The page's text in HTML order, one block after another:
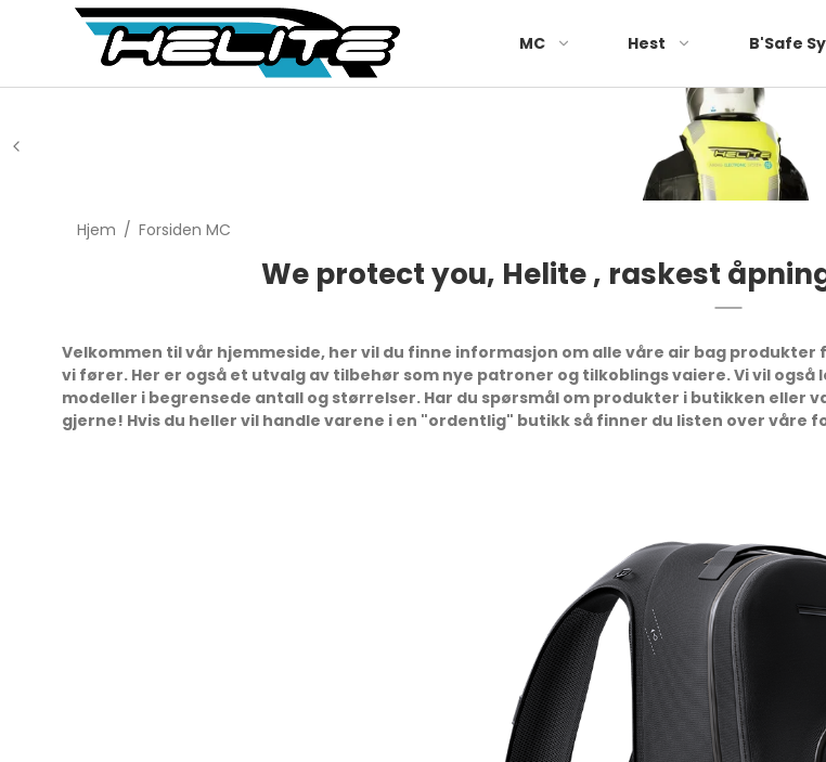
MC Hest
Air-
B'Safe
Hjem / Forsiden MC
We protect you, Helite , raskest
Velkommen til vår hjemmeside, her vil du finne informasjon om alle våre air bag
vi fører. Her er også et utvalg av tilbehør som nye patroner og tilkoblings vaiere. Vi vil
modeller i begrensede antall og størrelser. Har du spørsmål om produkter i butikken eller
gjerne! Hvis du heller vil handle varene i en "ordentlig" butikk så finner du listen over